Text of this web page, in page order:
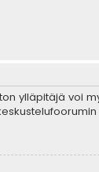
ylläpitäjä voi